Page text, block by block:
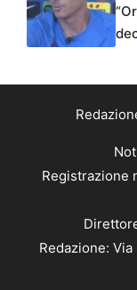
Registrazione
Redazione: Via